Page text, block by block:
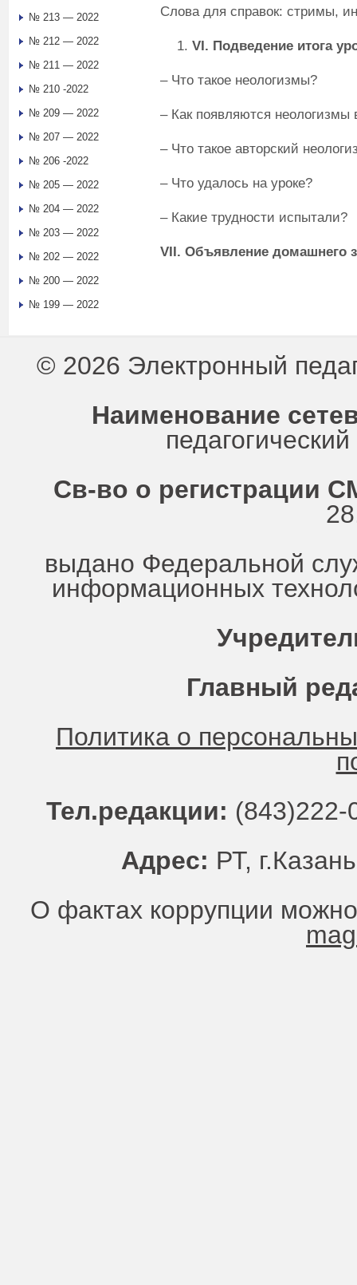
Слова для справок: стримы,
VI. Подведение итога
– Что такое неологизмы?
– Как появляются неологизмы
– Что такое авторский
– Что удалось на уроке?
– Какие трудности испытали?
VII. Объявление домашнего
№ 213 — 2022
№ 212 — 2022
№ 211 — 2022
№ 210 -2022
№ 209 — 2022
№ 207 — 2022
№ 206 -2022
№ 205 — 2022
№ 204 — 2022
№ 203 — 2022
№ 202 — 2022
№ 200 — 2022
№ 199 — 2022
© 2026 Электронный
Наименование
Св-во о регистрации
выдано Федеральной
информационных
Главный
Политика о
Тел.редакции:
Адрес: РТ,
О фактах коррупции